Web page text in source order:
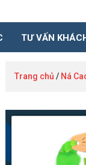
TƯ VẤN
Trang chủ / Ná